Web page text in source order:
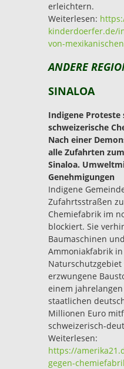
erleichtern.
Weiterlesen:
kinderdoerfer.de/
von-
ANDERE
SINALOA
Indigene Proteste
schweizerische
Nach einer
alle Zufahrten
Sinaloa.
Genehmigungen
Indigene
Zufahrtsstraßen
Chemiefabrik im
blockiert. Sie
Baumaschinen
Ammoniakfabrik
Naturschutzgebiet
erzwungene
einem
staatlichen
Millionen Euro
schweizerisch-
Weiterlesen:
https://
gegen-